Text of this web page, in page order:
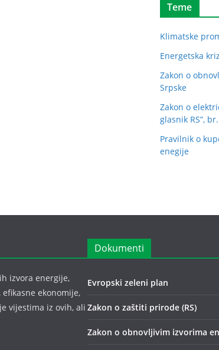
Teme
Klimatske
Energetska
Zakon o
Srpske
Zakon o
glasnik RS”,
Pravilnik o
enegije
izvora energije,
ekonomije,
vijestima iz ovih, ali
Dokumenti
Evropski zeleni plan
Zakon o zaštiti prirode (RS)
Zakon o obnovljivim izvorima